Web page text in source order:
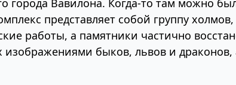
города Вавилона. Когда-то там можно
представляет собой группу
работы, а памятники частично
быков, львов и драконов,